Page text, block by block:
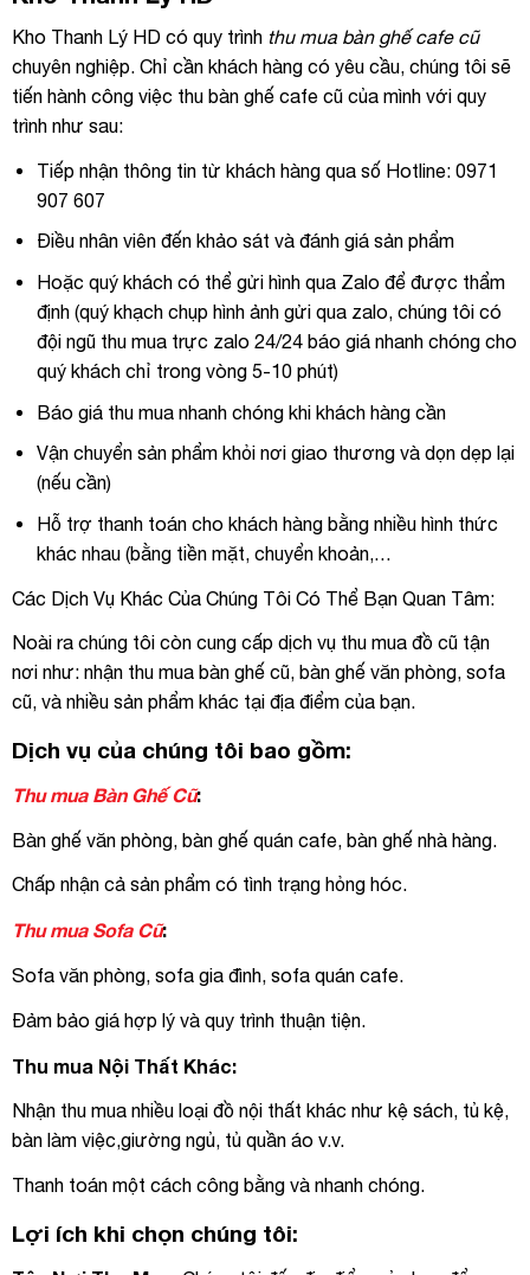
Kho Thanh Lý HD có quy trình thu mua bàn ghế cafe cũ
chuyên nghiệp. Chỉ cần khách hàng có yêu cầu, chúng tôi sẽ
tiến hành công việc thu bàn ghế cafe cũ của mình với quy
trình như sau:
Tiếp nhận thông tin từ khách hàng qua số Hotline: 0971
907 607
Điều nhân viên đến khảo sát và đánh giá sản phẩm
Hoặc quý khách có thể gửi hình qua Zalo để được thẩm
định (quý khạch chụp hình ảnh gửi qua zalo, chúng tôi có
đội ngũ thu mua trực zalo 24/24 báo giá nhanh chóng cho
quý khách chỉ trong vòng 5-10 phút)
Báo giá thu mua nhanh chóng khi khách hàng cần
Vận chuyển sản phẩm khỏi nơi giao thương và dọn dẹp lại
(nếu cần)
Hỗ trợ thanh toán cho khách hàng bằng nhiều hình thức
khác nhau (bằng tiền mặt, chuyển khoản,…
Các Dịch Vụ Khác Của Chúng Tôi Có Thể Bạn Quan Tâm:
Noài ra chúng tôi còn cung cấp dịch vụ thu mua đồ cũ tận
nơi như: nhận thu mua bàn ghế cũ, bàn ghế văn phòng, sofa
cũ, và nhiều sản phẩm khác tại địa điểm của bạn.
Dịch vụ của chúng tôi bao gồm:
Thu mua Bàn Ghế Cũ:
Bàn ghế văn phòng, bàn ghế quán cafe, bàn ghế nhà hàng.
Chấp nhận cả sản phẩm có tình trạng hỏng hóc.
Thu mua Sofa Cũ:
Sofa văn phòng, sofa gia đình, sofa quán cafe.
Đảm bảo giá hợp lý và quy trình thuận tiện.
Thu mua Nội Thất Khác:
Nhận thu mua nhiều loại đồ nội thất khác như kệ sách, tủ kệ,
bàn làm việc,giường ngủ, tủ quần áo v.v.
Thanh toán một cách công bằng và nhanh chóng.
Lợi ích khi chọn chúng tôi: